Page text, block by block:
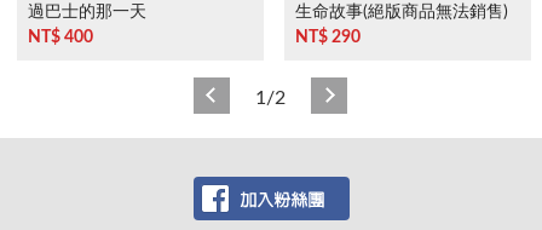
過巴士的那一天
NT$ 400
生命故事(絕版商品無法銷售)
NT$ 290
1/2